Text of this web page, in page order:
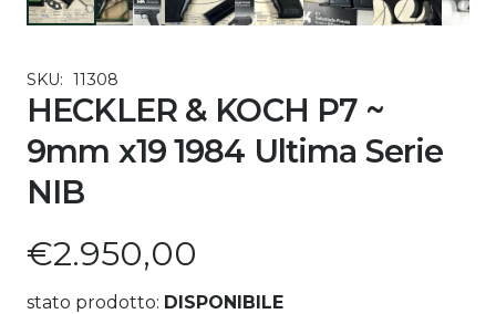
SKU: 11308
HECKLER & KOCH P7 ~
9mm x19 1984 Ultima Serie
NIB
€2.950,00
stato prodotto: DISPONIBILE